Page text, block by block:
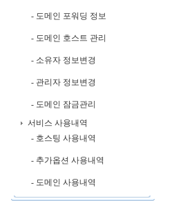
- 도메인 포워딩 정보
- 도메인 호스트 관리
- 소유자 정보변경
- 관리자 정보변경
- 도메인 잠금관리
서비스 사용내역
- 호스팅 사용내역
- 추가옵션 사용내역
- 도메인 사용내역